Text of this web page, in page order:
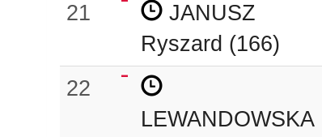
21
JANUSZ
Ryszard (166)
22
LEWANDOWSKA